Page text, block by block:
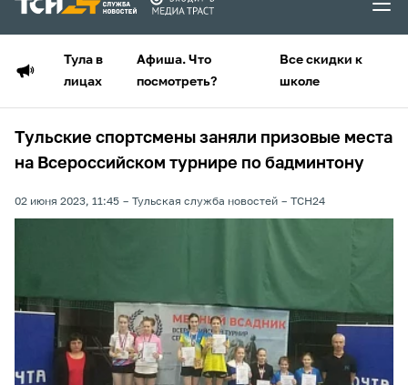
Тула в
лицах
Афиша. Что
посмотреть?
Все скидки к
школе
Тульские спортсмены заняли призовые места
на Всероссийском турнире по бадминтону
02 июня 2023, 11:45 Тульская служба новостей ТСН24